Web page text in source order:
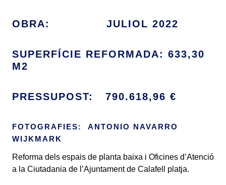
OBRA: JULIOL 2022
SUPERFÍCIE REFORMADA: 633,30
M2
PRESSUPOST: 790.618,96 €
FOTOGRAFIES: ANTONIO NAVARRO
WIJKMARK
Reforma dels espais de planta baixa i Oficines d’Atenció
a la Ciutadania de l’Ajuntament de Calafell platja.